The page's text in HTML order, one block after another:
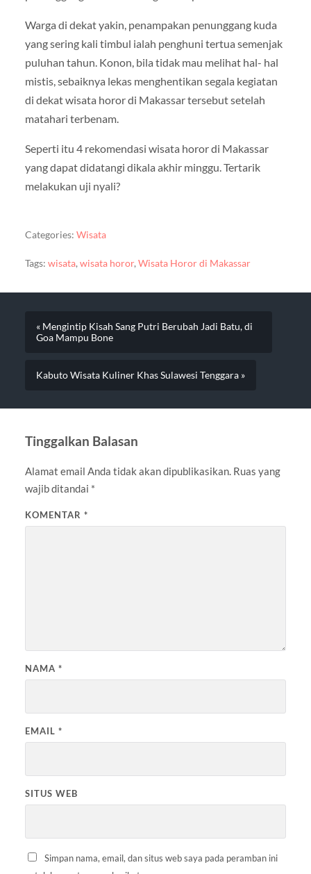
Warga di dekat yakin, penampakan penunggang kuda
yang sering kali timbul ialah penghuni tertua semenjak
puluhan tahun. Konon, bila tidak mau melihat hal- hal
mistis, sebaiknya lekas menghentikan segala kegiatan
di dekat wisata horor di Makassar tersebut setelah
matahari terbenam.
Seperti itu 4 rekomendasi wisata horor di Makassar
yang dapat didatangi dikala akhir minggu. Tertarik
melakukan uji nyali?
Categories: Wisata
Tags: wisata, wisata horor, Wisata Horor di Makassar
« Mengintip Kisah Sang Putri Berubah Jadi Batu, di
Goa Mampu Bone
Kabuto Wisata Kuliner Khas Sulawesi Tenggara »
Tinggalkan Balasan
Alamat email Anda tidak akan dipublikasikan. Ruas yang
wajib ditandai *
KOMENTAR *
NAMA *
EMAIL *
SITUS WEB
Simpan nama, email, dan situs web saya pada peramban ini